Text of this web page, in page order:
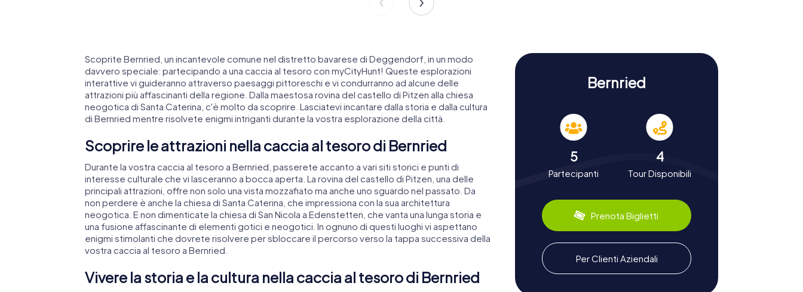
Scoprite Bernried, un incantevole comune nel distretto bavarese di Deggendorf, in un modo
davvero speciale: partecipando a una caccia al tesoro con myCityHunt! Queste esplorazioni
interattive vi guideranno attraverso paesaggi pittoreschi e vi condurranno ad alcune delle
attrazioni più affascinanti della regione. Dalla maestosa rovina del castello di Pitzen alla chiesa
neogotica di Santa Caterina, c'è molto da scoprire. Lasciatevi incantare dalla storia e dalla cultura
di Bernried mentre risolvete enigmi intriganti durante la vostra esplorazione della città.
Scoprire le attrazioni nella caccia al tesoro di Bernried
Durante la vostra caccia al tesoro a Bernried, passerete accanto a vari siti storici e punti di
interesse culturale che vi lasceranno a bocca aperta. La rovina del castello di Pitzen, una delle
principali attrazioni, offre non solo una vista mozzafiato ma anche uno sguardo nel passato. Da
non perdere è anche la chiesa di Santa Caterina, che impressiona con la sua architettura
neogotica. E non dimenticate la chiesa di San Nicola a Edenstetten, che vanta una lunga storia e
una fusione affascinante di elementi gotici e neogotici. In ognuno di questi luoghi vi aspettano
enigmi stimolanti che dovrete risolvere per sbloccare il percorso verso la tappa successiva della
vostra caccia al tesoro a Bernried.
Vivere la storia e la cultura nella caccia al tesoro di Bernried
Bernried
5
Partecipanti
4
Tour Disponibili
Prenota Biglietti
Per Clienti Aziendali